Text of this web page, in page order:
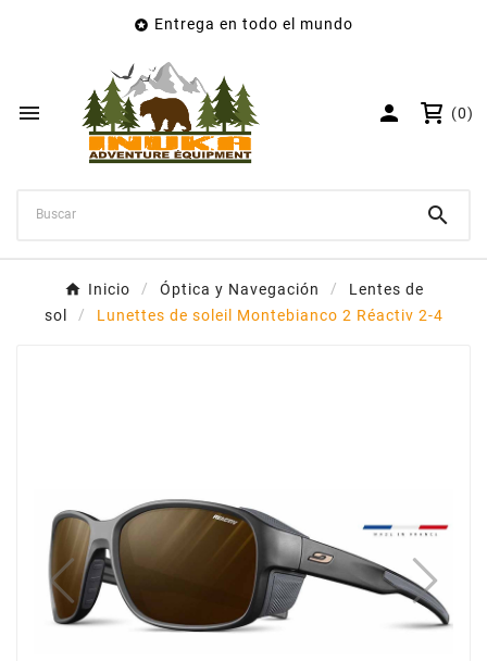
 Entrega en todo el mundo
  (0)

Inicio Óptica y Navegación
Lentes de
sol
Lunettes de soleil Montebianco 2 Réactiv 2-4
Nombre de la lista de deseos